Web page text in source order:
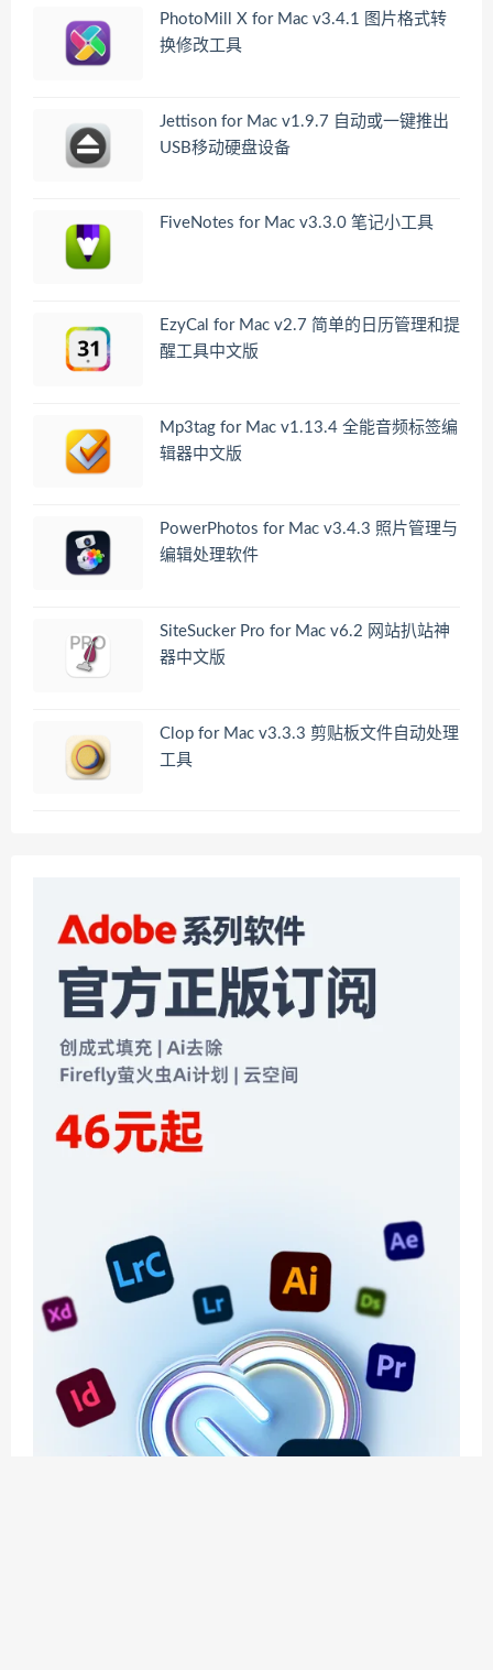
PhotoMill X for Mac v3.4.1 图片格式转
换修改工具
Jettison for Mac v1.9.7 自动或一键推出
USB移动硬盘设备
FiveNotes for Mac v3.3.0 笔记小工具
EzyCal for Mac v2.7 简单的日历管理和提
醒工具中文版
Mp3tag for Mac v1.13.4 全能音频标签编
辑器中文版
PowerPhotos for Mac v3.4.3 照片管理与
编辑处理软件
SiteSucker Pro for Mac v6.2 网站扒站神
器中文版
Clop for Mac v3.3.3 剪贴板文件自动处理
工具